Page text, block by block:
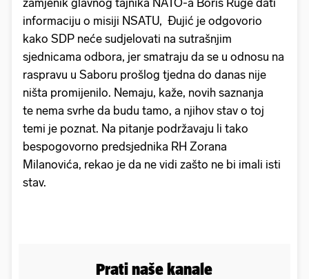
zamjenik glavnog tajnika NATO-a Boris Ruge dati
informaciju o misiji NSATU, Đujić je odgovorio
kako SDP neće sudjelovati na sutrašnjim
sjednicama odbora, jer smatraju da se u odnosu na
raspravu u Saboru prošlog tjedna do danas nije
ništa promijenilo. Nemaju, kaže, novih saznanja
te nema svrhe da budu tamo, a njihov stav o toj
temi je poznat. Na pitanje podržavaju li tako
bespogovorno predsjednika RH Zorana
Milanovića, rekao je da ne vidi zašto ne bi imali isti
stav.
Prati naše kanale